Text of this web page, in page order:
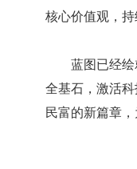
核心价值观，
蓝图已经绘就
全基石，激活
民富的新篇章